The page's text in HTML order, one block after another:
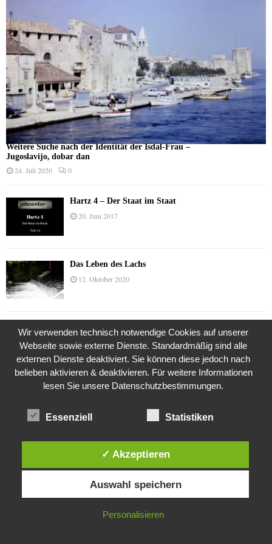
Weitere Suche nach der Identität der Isdal-Frau –
Jugoslavijo, dobar dan
24. Juli 2020 0
Hartz 4 – Der Staat im Staat
20. Juni 2017
Das Leben des Lachs
12. Oktober 2020
Die Geschichte der Kubushäuser
9. Juli 2018
Was ist denn das? -Mars „SOL 735“ Rover Curiosity
Die Brexit-Lüge (1/8 Teil)
3. November 2019
Die Straße radikalisiert jeden Tag ein Stückchen
Diese Website verwendet Cookies. Durch die weitere Nutzung dieser
Website stimmst du der Verwendung von Cookies zu.
IN ORDNUNG
Wir verwenden technisch notwendige Cookies auf unserer
Webseite sowie externe Dienste. Standardmäßig sind alle
externen Dienste deaktiviert. Sie können diese jedoch nach
belieben aktivieren & deaktivieren. Für weitere Informationen
lesen Sie unsere Datenschutzbestimmungen.
Essenziell Statistiken
✓ Akzeptieren
Auswahl speichern
Personalisieren